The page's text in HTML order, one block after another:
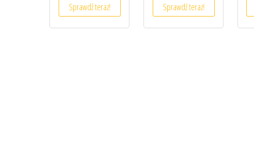
Sprawdź teraz! Sprawdź teraz!